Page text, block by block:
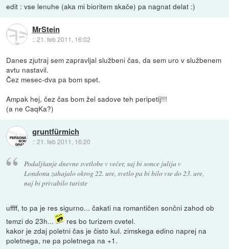
edit : vse lenuhe (aka mi bioritem skače) pa nagnat delat :)
MrStein
::21. feb 2011, 16:02
Danes zjutraj sem zapravljal službeni čas, da sem uro v službenem
avtu nastavil.
Čez mesec-dva pa bom spet.
Ampak hej, čez čas bom žel sadove teh peripetij!!!
(a ne CaqKa?)
gruntfürmich
::21. feb 2011, 16:20
Podaljšanje dnevne svetlobe v večer, saj bi sonce julija v
Londonu zahajalo okrog 22. ure, svetlo pa bi bilo vse do 23. ure,
naj bi privabilo turiste
uffff, to pa je res sigurno... čakati na romantičen sončni zahod ob
temzi do 23h...
res bo turizem cvetel.
kakor je zdaj poletni čas je čisto kul. zimskega edino naprej na
poletnega, ne pa poletnega na +1.